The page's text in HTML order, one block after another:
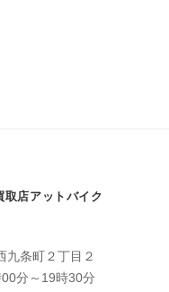
取店アットバイク
九条町２丁目２
分～19時30分